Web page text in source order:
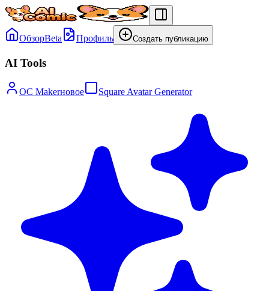
ОбзорBeta Профиль Создать публикацию
AI Tools
OC Makerновое Square Avatar Generator